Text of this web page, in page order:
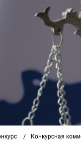
/ Конкурсная